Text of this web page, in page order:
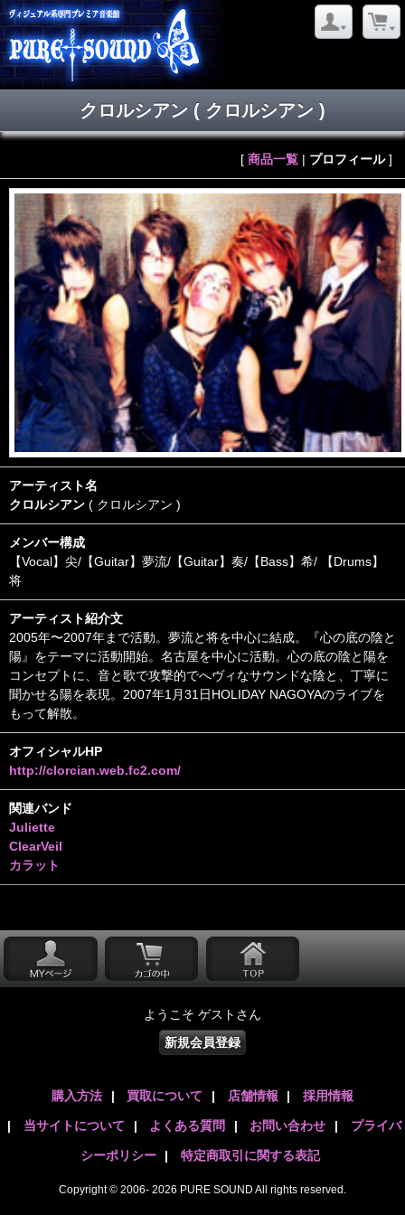
クロルシアン ( クロルシアン )
[ 商品一覧 | プロフィール]
アーティスト名
クロルシアン ( クロルシアン )
メンバー構成
【Vocal】尖/【Guitar】夢流/【Guitar】奏/【Bass】希/ 【Drums】
将
アーティスト紹介文
2005年〜2007年まで活動。夢流と将を中心に結成。『心の底の陰と
陽』をテーマに活動開始。名古屋を中心に活動。心の底の陰と陽を
コンセプトに、音と歌で攻撃的でへヴィなサウンドな陰と、丁寧に
聞かせる陽を表現。2007年1月31日HOLIDAY NAGOYAのライブを
もって解散。
オフィシャルHP
http://clorcian.web.fc2.com/
関連バンド
Juliette
ClearVeil
カラット
ようこそ ゲストさん
新規会員登録
購入方法 | 買取について | 店舗情報 | 採用情報
| 当サイトについて | よくある質問 | お問い合わせ | プライバ
シーポリシー | 特定商取引に関する表記
Copyright © 2006- 2026 PURE SOUND All rights reserved.